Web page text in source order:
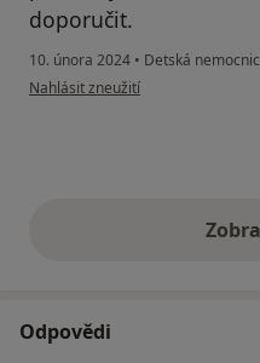
doporučit.
10. února 2024 • Detská
podle názoru uživatele Sandra
Nahlásit zneužití
Odpovědi